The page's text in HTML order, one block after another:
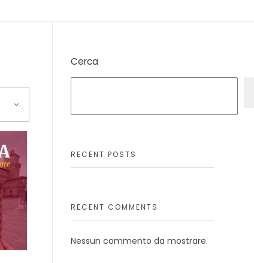
Cerca
RECENT POSTS
RECENT COMMENTS
Nessun commento da mostrare.